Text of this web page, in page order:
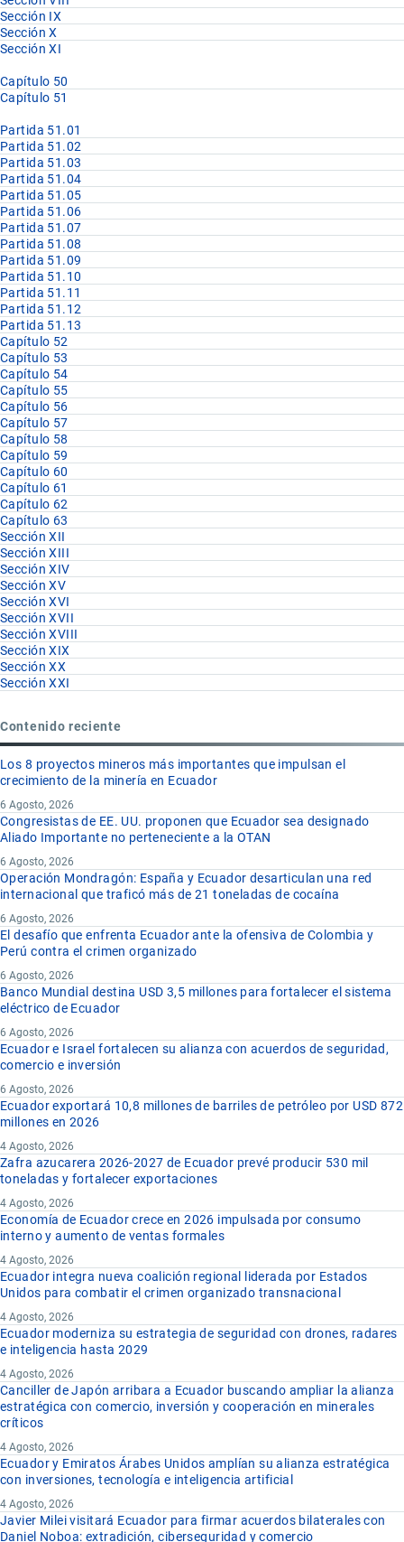
Sección IX
Sección X
Sección XI
Capítulo 50
Capítulo 51
Partida 51.01
Partida 51.02
Partida 51.03
Partida 51.04
Partida 51.05
Partida 51.06
Partida 51.07
Partida 51.08
Partida 51.09
Partida 51.10
Partida 51.11
Partida 51.12
Partida 51.13
Capítulo 52
Capítulo 53
Capítulo 54
Capítulo 55
Capítulo 56
Capítulo 57
Capítulo 58
Capítulo 59
Capítulo 60
Capítulo 61
Capítulo 62
Capítulo 63
Sección XII
Sección XIII
Sección XIV
Sección XV
Sección XVI
Sección XVII
Sección XVIII
Sección XIX
Sección XX
Sección XXI
Contenido reciente
Los 8 proyectos mineros más importantes que impulsan el
crecimiento de la minería en Ecuador
6 Agosto, 2026
Congresistas de EE. UU. proponen que Ecuador sea designado
Aliado Importante no perteneciente a la OTAN
6 Agosto, 2026
Operación Mondragón: España y Ecuador desarticulan una red
internacional que traficó más de 21 toneladas de cocaína
6 Agosto, 2026
El desafío que enfrenta Ecuador ante la ofensiva de Colombia y
Perú contra el crimen organizado
6 Agosto, 2026
Banco Mundial destina USD 3,5 millones para fortalecer el sistema
eléctrico de Ecuador
6 Agosto, 2026
Ecuador e Israel fortalecen su alianza con acuerdos de seguridad,
comercio e inversión
6 Agosto, 2026
Ecuador exportará 10,8 millones de barriles de petróleo por USD 872
millones en 2026
4 Agosto, 2026
Zafra azucarera 2026-2027 de Ecuador prevé producir 530 mil
toneladas y fortalecer exportaciones
4 Agosto, 2026
Economía de Ecuador crece en 2026 impulsada por consumo
interno y aumento de ventas formales
4 Agosto, 2026
Ecuador integra nueva coalición regional liderada por Estados
Unidos para combatir el crimen organizado transnacional
4 Agosto, 2026
Ecuador moderniza su estrategia de seguridad con drones, radares
e inteligencia hasta 2029
4 Agosto, 2026
Canciller de Japón arribara a Ecuador buscando ampliar la alianza
estratégica con comercio, inversión y cooperación en minerales
críticos
4 Agosto, 2026
Ecuador y Emiratos Árabes Unidos amplían su alianza estratégica
con inversiones, tecnología e inteligencia artificial
4 Agosto, 2026
Javier Milei visitará Ecuador para firmar acuerdos bilaterales con
Daniel Noboa: extradición, ciberseguridad y comercio